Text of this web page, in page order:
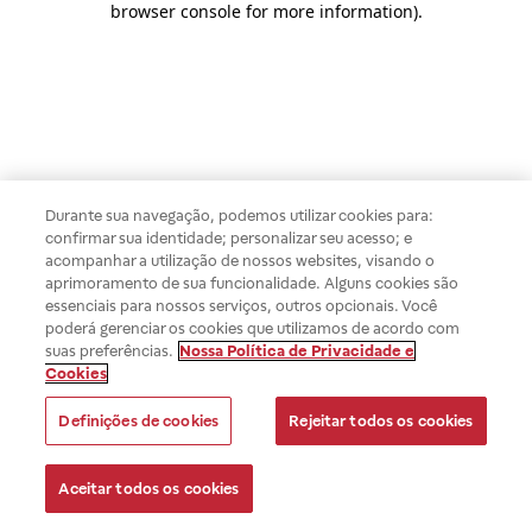
browser console for more information).
Durante sua navegação, podemos utilizar cookies para:
confirmar sua identidade; personalizar seu acesso; e
acompanhar a utilização de nossos websites, visando o
aprimoramento de sua funcionalidade. Alguns cookies são
essenciais para nossos serviços, outros opcionais. Você
poderá gerenciar os cookies que utilizamos de acordo com
suas preferências. Nossa Política de Privacidade e
Cookies
Definições de cookies Rejeitar todos os cookies
Aceitar todos os cookies